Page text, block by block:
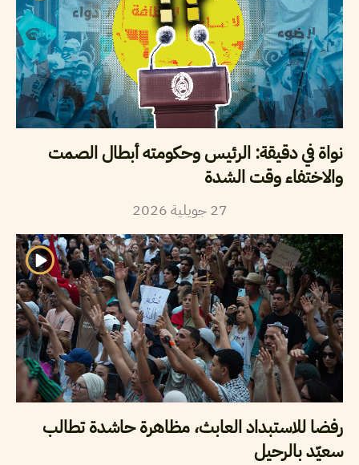
نواة في دقيقة: الرئيس وحكومته أبطال الصمت
والاختفاء وقت الشدة
27 جويلية2026
رفضا للاستبداد العابث، مظاهرة حاشدة تطالب
سعيّد بالرحيل